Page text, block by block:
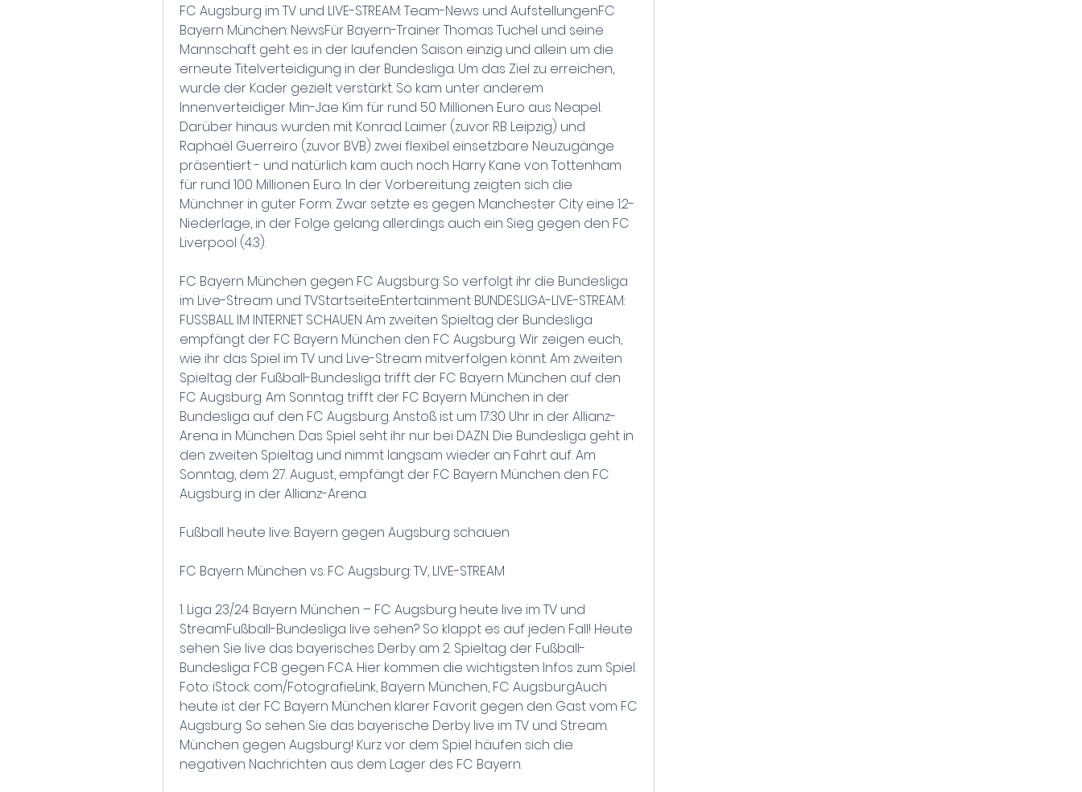
FC Augsburg im TV und LIVE-STREAM: Team-News und AufstellungenFC
Bayern München: NewsFür Bayern-Trainer Thomas Tuchel und seine
Mannschaft geht es in der laufenden Saison einzig und allein um die
erneute Titelverteidigung in der Bundesliga. Um das Ziel zu erreichen,
wurde der Kader gezielt verstärkt. So kam unter anderem
Innenverteidiger Min-Jae Kim für rund 50 Millionen Euro aus Neapel.
Darüber hinaus wurden mit Konrad Laimer (zuvor RB Leipzig) und
Raphaël Guerreiro (zuvor BVB) zwei flexibel einsetzbare Neuzugänge
präsentiert - und natürlich kam auch noch Harry Kane von Tottenham
für rund 100 Millionen Euro. In der Vorbereitung zeigten sich die
Münchner in guter Form. Zwar setzte es gegen Manchester City eine 1:2-
Niederlage, in der Folge gelang allerdings auch ein Sieg gegen den FC
Liverpool (4:3).
FC Bayern München gegen FC Augsburg: So verfolgt ihr die Bundesliga
im Live-Stream und TVStartseiteEntertainment BUNDESLIGA-LIVE-STREAM:
FUSSBALL IM INTERNET SCHAUEN Am zweiten Spieltag der Bundesliga
empfängt der FC Bayern München den FC Augsburg. Wir zeigen euch,
wie ihr das Spiel im TV und Live-Stream mitverfolgen könnt. Am zweiten
Spieltag der Fußball-Bundesliga trifft der FC Bayern München auf den
FC Augsburg. Am Sonntag trifft der FC Bayern München in der
Bundesliga auf den FC Augsburg. Anstoß ist um 17:30 Uhr in der Allianz-
Arena in München. Das Spiel seht ihr nur bei DAZN. Die Bundesliga geht in
den zweiten Spieltag und nimmt langsam wieder an Fahrt auf. Am
Sonntag, dem 27. August, empfängt der FC Bayern München den FC
Augsburg in der Allianz-Arena.
Fußball heute live: Bayern gegen Augsburg schauen
FC Bayern München vs. FC Augsburg: TV, LIVE-STREAM
1. Liga 23/24: Bayern München – FC Augsburg heute live im TV und
StreamFußball-Bundesliga live sehen? So klappt es auf jeden Fall! Heute
sehen Sie live das bayerisches Derby am 2. Spieltag der Fußball-
Bundesliga: FCB gegen FCA. Hier kommen die wichtigsten Infos zum Spiel.
Foto: iStock. com/FotografieLink, Bayern München, FC AugsburgAuch
heute ist der FC Bayern München klarer Favorit gegen den Gast vom FC
Augsburg. So sehen Sie das bayerische Derby live im TV und Stream.
München gegen Augsburg! Kurz vor dem Spiel häufen sich die
negativen Nachrichten aus dem Lager des FC Bayern.